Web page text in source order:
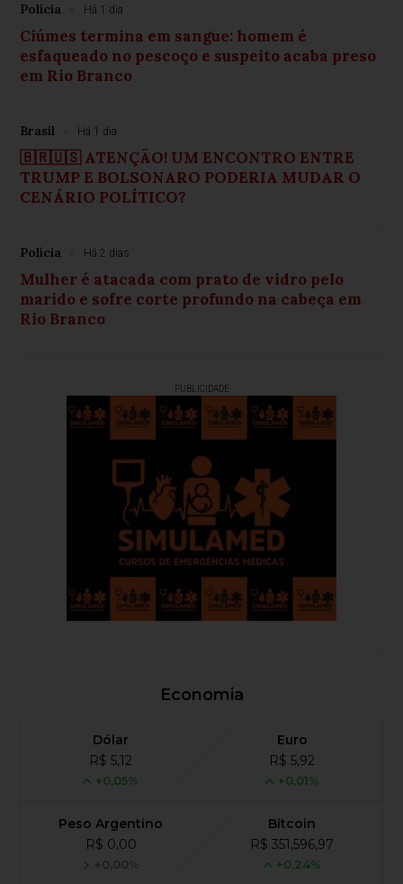
Polícia Há 1 dia
Ciúmes termina em sangue: homem é
esfaqueado no pescoço e suspeito acaba preso
em Rio Branco
Brasil Há 1 dia
🇧🇷🇺🇸 ATENÇÃO! UM ENCONTRO ENTRE
TRUMP E BOLSONARO PODERIA MUDAR O
CENÁRIO POLÍTICO?
Polícia Há 2 dias
Mulher é atacada com prato de vidro pelo
marido e sofre corte profundo na cabeça em
Rio Branco
PUBLICIDADE
Economia
Dólar
R$ 5,12
+0,05%
Euro
R$ 5,92
+0,01%
Peso Argentino
R$ 0,00
+0,00%
Bitcoin
R$ 351,596,97
+0,24%